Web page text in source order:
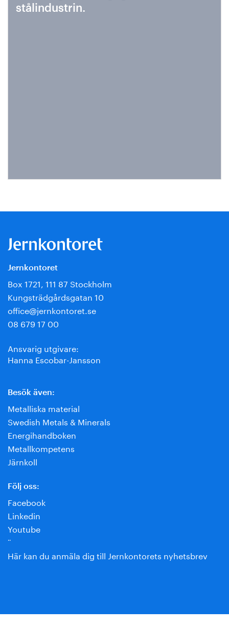
stålindustrin.
Jernkontoret
Box 1721, 111 87 Stockholm
Kungsträdgårdsgatan 10
office@jernkontoret.se
08 679 17 00
Ansvarig utgivare:
Hanna Escobar-Jansson
Besök även:
Metalliska material
Swedish Metals & Minerals
Energihandboken
Metallkompetens
Järnkoll
Följ oss:
Facebook
Linkedin
Youtube
¨
Här kan du anmäla dig till Jernkontorets nyhetsbrev